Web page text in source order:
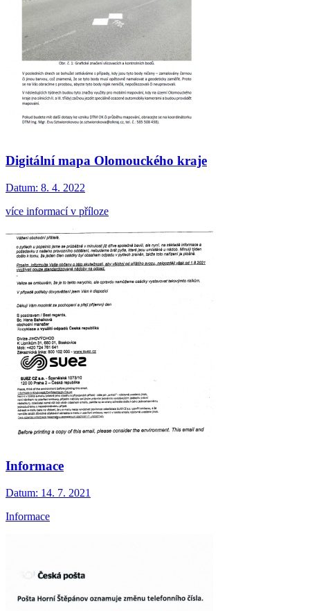
Digitální mapa Olomouckého kraje
Datum: 8. 4. 2022
více informací v příloze
Informace
Datum: 14. 7. 2021
Informace